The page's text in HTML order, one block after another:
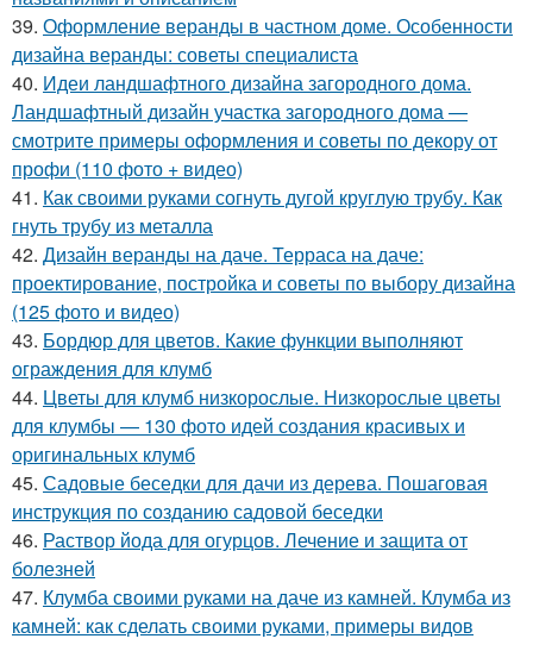
39. Оформление веранды в частном доме. Особенности
дизайна веранды: советы специалиста
40. Идеи ландшафтного дизайна загородного дома.
Ландшафтный дизайн участка загородного дома —
смотрите примеры оформления и советы по декору от
профи (110 фото + видео)
41. Как своими руками согнуть дугой круглую трубу. Как
гнуть трубу из металла
42. Дизайн веранды на даче. Терраса на даче:
проектирование, постройка и советы по выбору дизайна
(125 фото и видео)
43. Бордюр для цветов. Какие функции выполняют
ограждения для клумб
44. Цветы для клумб низкорослые. Низкорослые цветы
для клумбы — 130 фото идей создания красивых и
оригинальных клумб
45. Садовые беседки для дачи из дерева. Пошаговая
инструкция по созданию садовой беседки
46. Раствор йода для огурцов. Лечение и защита от
болезней
47. Клумба своими руками на даче из камней. Клумба из
камней: как сделать своими руками, примеры видов